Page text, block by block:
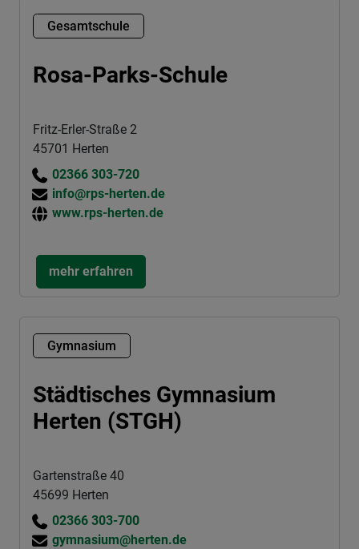
Gesamtschule
Rosa-Parks-Schule
Fritz-Erler-Straße 2
45701 Herten
02366 303-720
info@rps-herten.de
www.rps-herten.de
mehr erfahren
Gymnasium
Städtisches Gymnasium
Herten (STGH)
Gartenstraße 40
45699 Herten
02366 303-700
gymnasium@herten.de